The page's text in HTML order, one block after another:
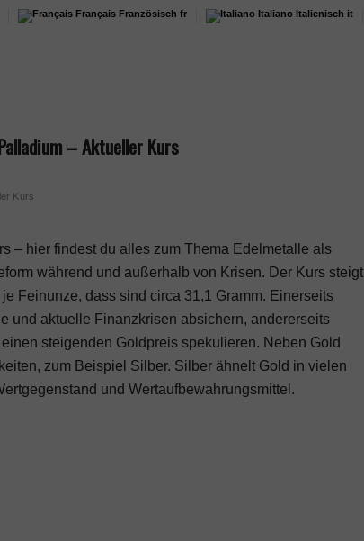
Français Französisch fr Italiano Italienisch it
– Aktueller Kurs
Kurs
– hier findest du alles zum Thema Edelmetalle als
während und außerhalb von Krisen. Der Kurs steigt
Feinunze, dass sind circa 31,1 Gramm. Einerseits
und aktuelle Finanzkrisen absichern, andererseits
steigenden Goldpreis spekulieren. Neben Gold
zum Beispiel Silber. Silber ähnelt Gold in vielen
und Wertaufbewahrungsmittel.